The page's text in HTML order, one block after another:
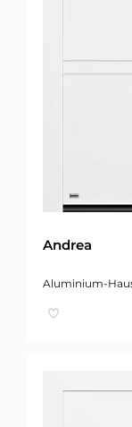
Andrea
Aluminium-